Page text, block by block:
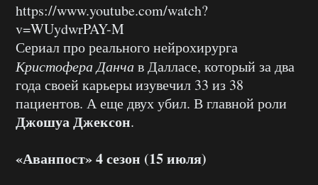
https://www.youtube.com/watch?
v=WUydwrPAY-M
Сериал про реального нейрохирурга
Кристофера Данчав Далласе, который за два
года своей карьеры изувечил 33 из 38
пациентов. А еще двух убил. В главной роли
Джошуа Джексон.
«Аванпост» 4 сезон (15 июля)